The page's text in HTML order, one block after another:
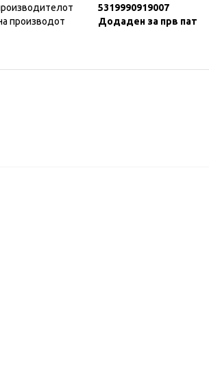
5319990919007
производот
Додаден за прв пат